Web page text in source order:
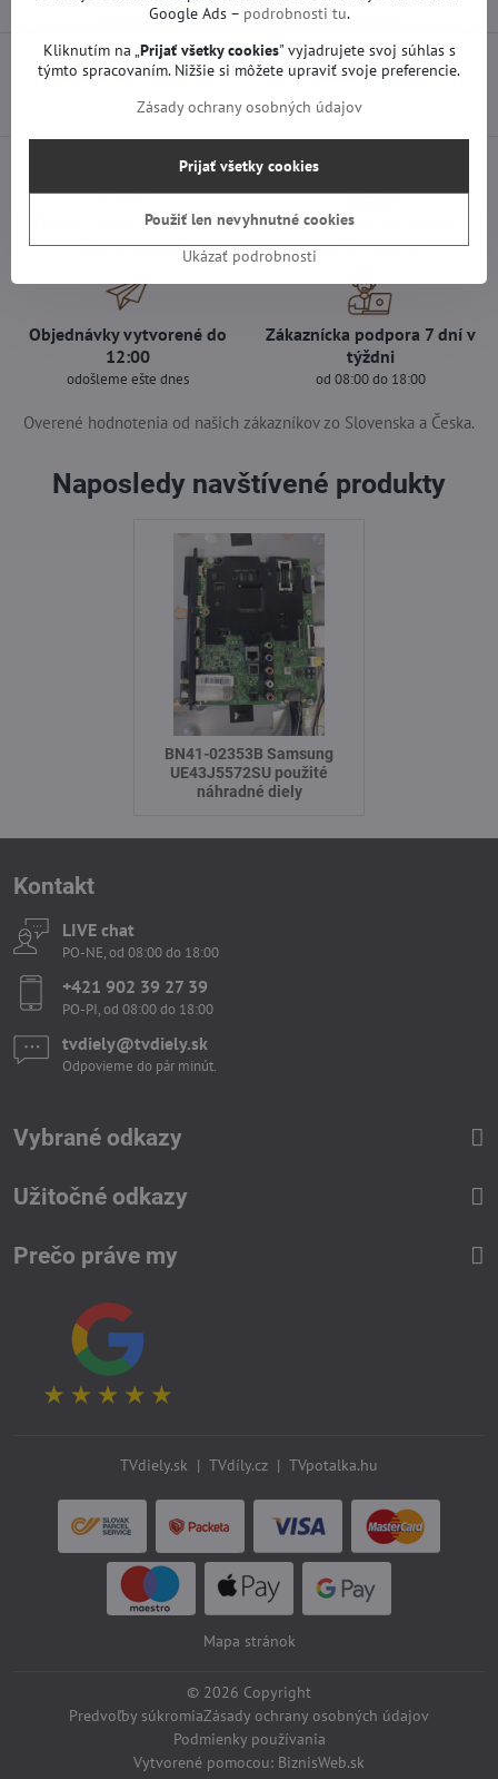
Predchádzajúci produkt Nasledujúci produkt
Osobný odber v Trenčíne
ihneď a zadarmo
Doprava len za 2,90 €
nad 60 € zadarmo
Objednávky vytvorené do
12:00
odošleme ešte dnes
Zákaznícka podpora 7 dní v
týždni
od 08:00 do 18:00
Overené hodnotenia od našich zákazníkov zo Slovenska a Česka.
Naposledy navštívené produkty
BN41-02353B Samsung
UE43J5572SU použité
náhradné diely
Kontakt
LIVE chat
PO-NE, od 08:00 do 18:00
+421 902 39 27 39
PO-PI, od 08:00 do 18:00
tvdiely​​@tvdiely​​.sk
Odpovieme do pár minút.
Vybrané odkazy
Užitočné odkazy
Prečo práve my
TVdiely.sk | TVdíly.cz | TVpotalka.hu
Mapa stránok
© 2026 Copyright
Predvoľby súkromiaZásady ochrany osobných údajov
Podmienky používania
Vytvorené pomocou: BiznisWeb.sk
Google Ads – podrobnosti tu.
Kliknutím na „ Prijať všetky cookies" vyjadrujete svoj súhlas s
týmto spracovaním. Nižšie si môžete upraviť svoje preferencie.
Zásady ochrany osobných údajov
Ukázať podrobnosti
Prijať všetky cookies
Použiť len nevyhnutné cookies